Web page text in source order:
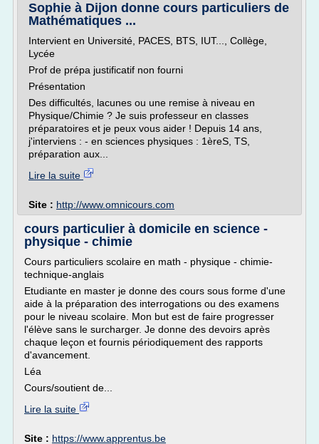
Sophie à Dijon donne cours particuliers de
Mathématiques ...
Intervient en Université, PACES, BTS, IUT..., Collège,
Lycée
Prof de prépa justificatif non fourni
Présentation
Des difficultés, lacunes ou une remise à niveau en
Physique/Chimie ? Je suis professeur en classes
préparatoires et je peux vous aider ! Depuis 14 ans,
j'interviens : - en sciences physiques : 1èreS, TS,
préparation aux...
Lire la suite
Site : http://www.omnicours.com
cours particulier à domicile en science -
physique - chimie
Cours particuliers scolaire en math - physique - chimie-
technique-anglais
Etudiante en master je donne des cours sous forme d'une
aide à la préparation des interrogations ou des examens
pour le niveau scolaire. Mon but est de faire progresser
l'élève sans le surcharger. Je donne des devoirs après
chaque leçon et fournis périodiquement des rapports
d'avancement.
Léa
Cours/soutient de...
Lire la suite
Site : https://www.apprentus.be